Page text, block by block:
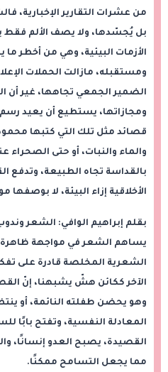
من عشرات التقارير الإخبارية،
بل يُجسّدها، ولا يصف الألم فقط
الأزمات البيئية، وهي من أخطر
ومستقبله، مازالت الحملات
الضمير الجمعي تجاهها، غير أن
ومجازاتها، يستطيع أن يعيد رسم
قصائد مثل تلك التي كتبها
والماء والنبات، أو حتى الصحراء
بالقداسة تجاه الطبيعة، وتدفع
الأخلاقية إزاء البيئة، لا بوصفها
بقلم إبراهيم الوافي: الشعر
يساهم الشعر في مواجهة ظاهرة
الشعرية المخلصة قادرة على
الآخر ككائن هشّ يشبهنا، إنّ
وهو يحضن طفلته النائمة، أو
المعادلة النفسية، وتفتح بابًا
القصيدة، يصبح العدو إنسانًا،
مما يجعل التسامح ممكنًا.